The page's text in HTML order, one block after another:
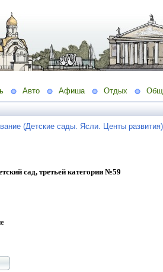
Авто Афиша Отдых
(Детские сады. Ясли. Центы развития)
сад, третьей категории №59